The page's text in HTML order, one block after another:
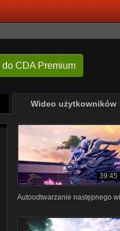
do CDA Premium
Wideo użytkowników
39:45
Autoodtwarzanie następnego